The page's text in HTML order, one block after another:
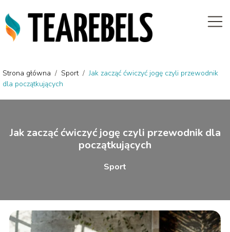
Strona główna / Sport /Jak zacząć ćwiczyć jogę czyli przewodnik
dla początkujących
Jak zacząć ćwiczyć jogę czyli przewodnik dla
początkujących
Sport